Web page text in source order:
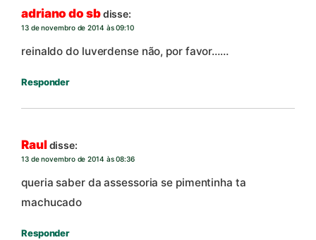
adriano do sbdisse:
13 de novembro de 2014 às 09:10
reinaldo do luverdense não, por favor……
Responder
Rauldisse:
13 de novembro de 2014 às 08:36
queria saber da assessoria se pimentinha ta
machucado
Responder